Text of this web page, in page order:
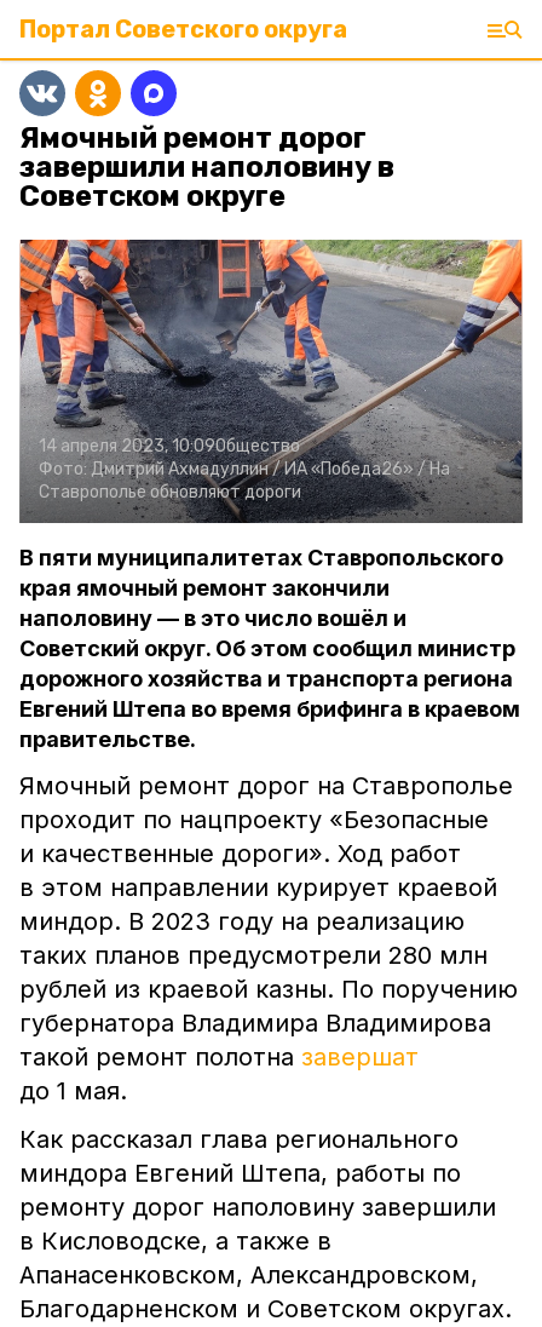
Портал Советского округа
Ямочный ремонт дорог
завершили наполовину в
Советском округе
14 апреля 2023, 10:09Общество
Фото:Дмитрий Ахмадуллин /ИА «Победа26» /На
Ставрополье обновляют дороги
В пяти муниципалитетах Ставропольского
края ямочный ремонт закончили
наполовину — в это число вошёл и
Советский округ. Об этом сообщил министр
дорожного хозяйства и транспорта региона
Евгений Штепа во время брифинга в краевом
правительстве.
Ямочный ремонт дорог на Ставрополье
проходит по нацпроекту «Безопасные
и качественные дороги». Ход работ
в этом направлении курирует краевой
миндор. В 2023 году на реализацию
таких планов предусмотрели 280 млн
рублей из краевой казны. По поручению
губернатора Владимира Владимирова
такой ремонт полотна завершат
до 1 мая.
Как рассказал глава регионального
миндора Евгений Штепа, работы по
ремонту дорог наполовину завершили
в Кисловодске, а также в
Апанасенковском, Александровском,
Благодарненском и Советском округах.